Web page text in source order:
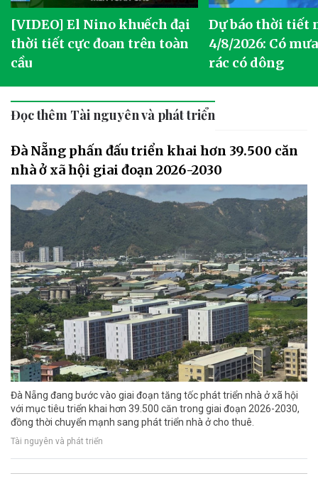
[VIDEO] El Nino khuếch đại
thời tiết cực đoan trên toàn
cầu
Dự báo thời tiết
4/8/2026: Có
rác có dông
Đọc thêm Tài nguyên và phát triển
Đà Nẵng phấn đấu triển khai hơn 39.500 căn
nhà ở xã hội giai đoạn 2026-2030
Đà Nẵng đang bước vào giai đoạn tăng tốc phát triển nhà ở xã hội
với mục tiêu triển khai hơn 39.500 căn trong giai đoạn 2026-2030,
đồng thời chuyển mạnh sang phát triển nhà ở cho thuê.
Tài nguyên và phát triển